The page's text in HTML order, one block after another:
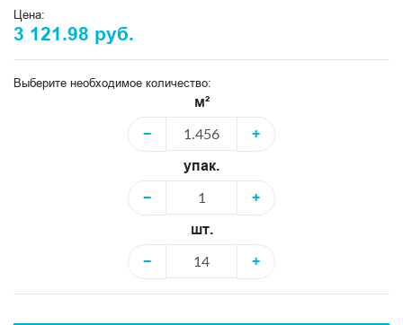
Цена:
3 121.98 руб.
Выберите необходимое количество:
м²
−
+
упак.
−
+
шт.
−
+